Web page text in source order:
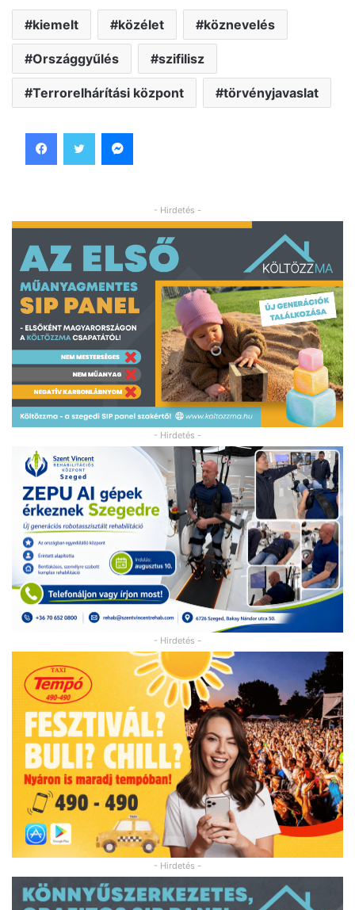
kiemelt közélet köznevelés
Országgyűlés szifilisz
Terrorelhárítási központ törvényjavaslat
- Hirdetés -
- Hirdetés -
- Hirdetés -
- Hirdetés -